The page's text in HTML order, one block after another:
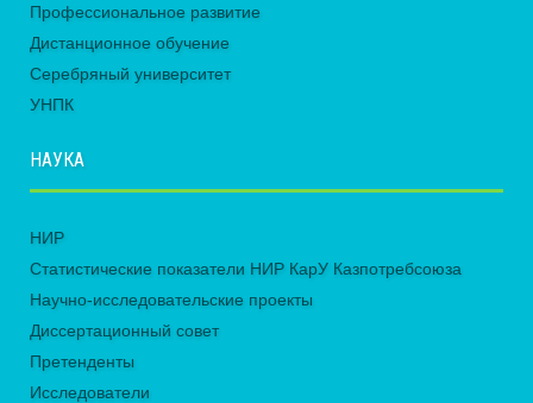
Профессиональное развитие
Дистанционное обучение
Серебряный университет
УНПК
НАУКА
НИР
Статистические показатели НИР КарУ Казпотребсоюза
Научно-исследовательские проекты
Диссертационный совет
Претенденты
Исследователи